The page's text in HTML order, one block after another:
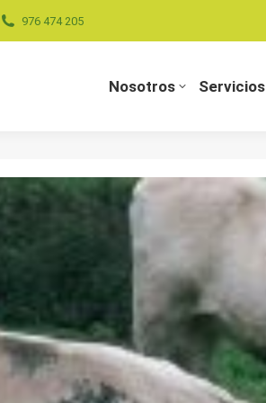
976 474 205
Nosotros Servicios